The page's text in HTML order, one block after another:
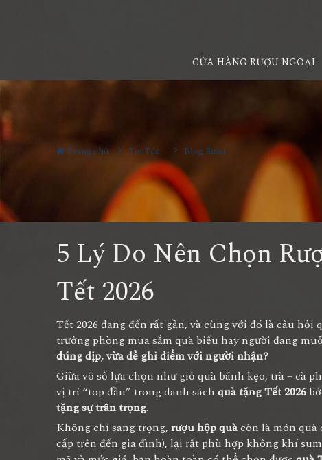
CỬA HÀNG RƯỢU NGOẠI
Trang chủ Tin Tức Blog Rượu
5 Lý Do Nên Chọn
Tết 2026
Tết 2026 đang đến rất gần, và cùng với đó là câu
trưởng phòng mua sắm quà biếu hay người đang
đúng dịp, vừa dễ ghi điểm với người nhận?
Giữa vô số lựa chọn như giỏ quà bánh kẹo, trà – cà
vị trí “top đầu” trong danh sách quà tặng Tết 2026
tặng sự trân trọng.
Không chỉ sang trọng, rượu hộp quàcòn là món
cấp trên đến gia đình), lại rất phù hợp không khí